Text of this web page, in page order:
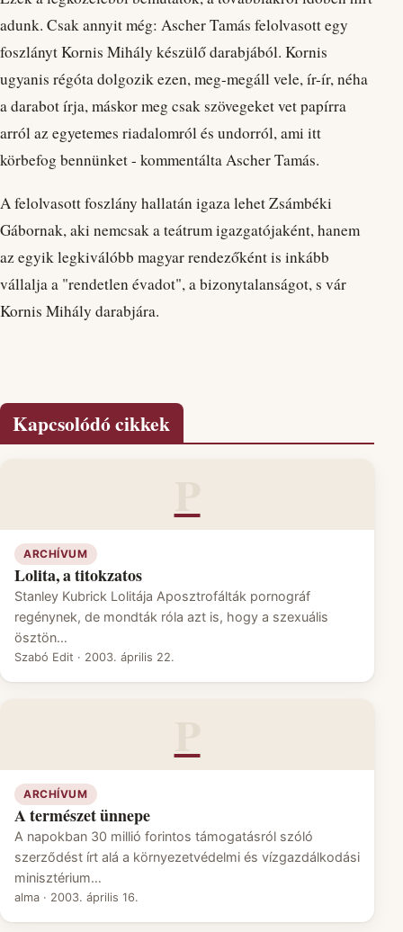
adunk. Csak annyit még: Ascher Tamás felolvasott egy
foszlányt Kornis Mihály készülő darabjából. Kornis
ugyanis régóta dolgozik ezen, meg-megáll vele, ír-ír, néha
a darabot írja, máskor meg csak szövegeket vet papírra
arról az egyetemes riadalomról és undorról, ami itt
körbefog bennünket - kommentálta Ascher Tamás.
A felolvasott foszlány hallatán igaza lehet Zsámbéki
Gábornak, aki nemcsak a teátrum igazgatójaként, hanem
az egyik legkiválóbb magyar rendezőként is inkább
vállalja a "rendetlen évadot", a bizonytalanságot, s vár
Kornis Mihály darabjára.
Kapcsolódó cikkek
ARCHÍVUM
Lolita, a titokzatos
Stanley Kubrick Lolitája Aposztrofálták pornográf
regénynek, de mondták róla azt is, hogy a szexuális
ösztön…
Szabó Edit · 2003. április 22.
ARCHÍVUM
A természet ünnepe
A napokban 30 millió forintos támogatásról szóló
szerződést írt alá a környezetvédelmi és vízgazdálkodási
minisztérium…
alma · 2003. április 16.